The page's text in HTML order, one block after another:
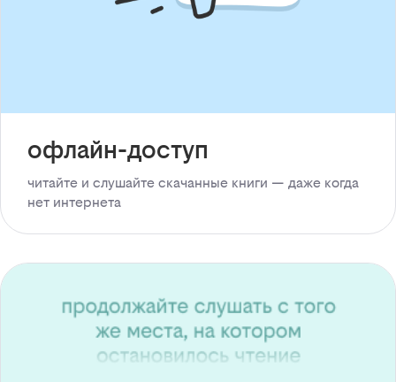
офлайн-доступ
читайте и слушайте скачанные книги — даже когда
нет интернета